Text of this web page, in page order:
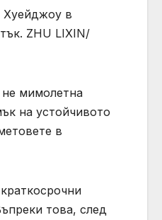
Хуейджоу в
ZHU LIXIN/
не мимолетна
на устойчивото
в
това, след